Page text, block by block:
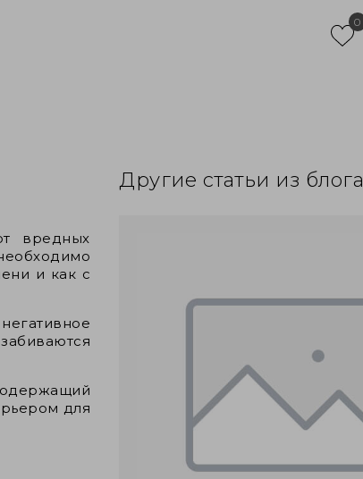
0
вредных
и как с
для
Другие статьи из блога